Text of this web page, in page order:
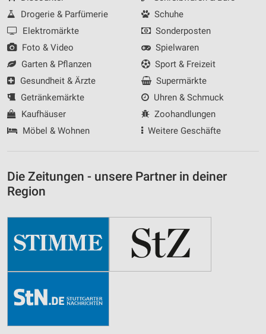
Drogerie & Parfümerie
Elektromärkte
Foto & Video
Garten & Pflanzen
Gesundheit & Ärzte
Getränkemärkte
Kaufhäuser
Möbel & Wohnen
Schuhe
Sonderposten
Spielwaren
Sport & Freizeit
Supermärkte
Uhren & Schmuck
Zoohandlungen
Weitere Geschäfte
Die Zeitungen - unsere Partner in deiner
Region